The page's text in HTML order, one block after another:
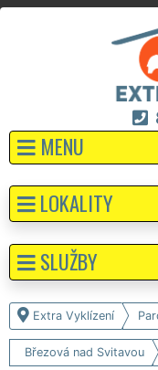
MENU
Extra Vyklízení
Březová nad Svitavou
LOKALITY
SLUŽBY